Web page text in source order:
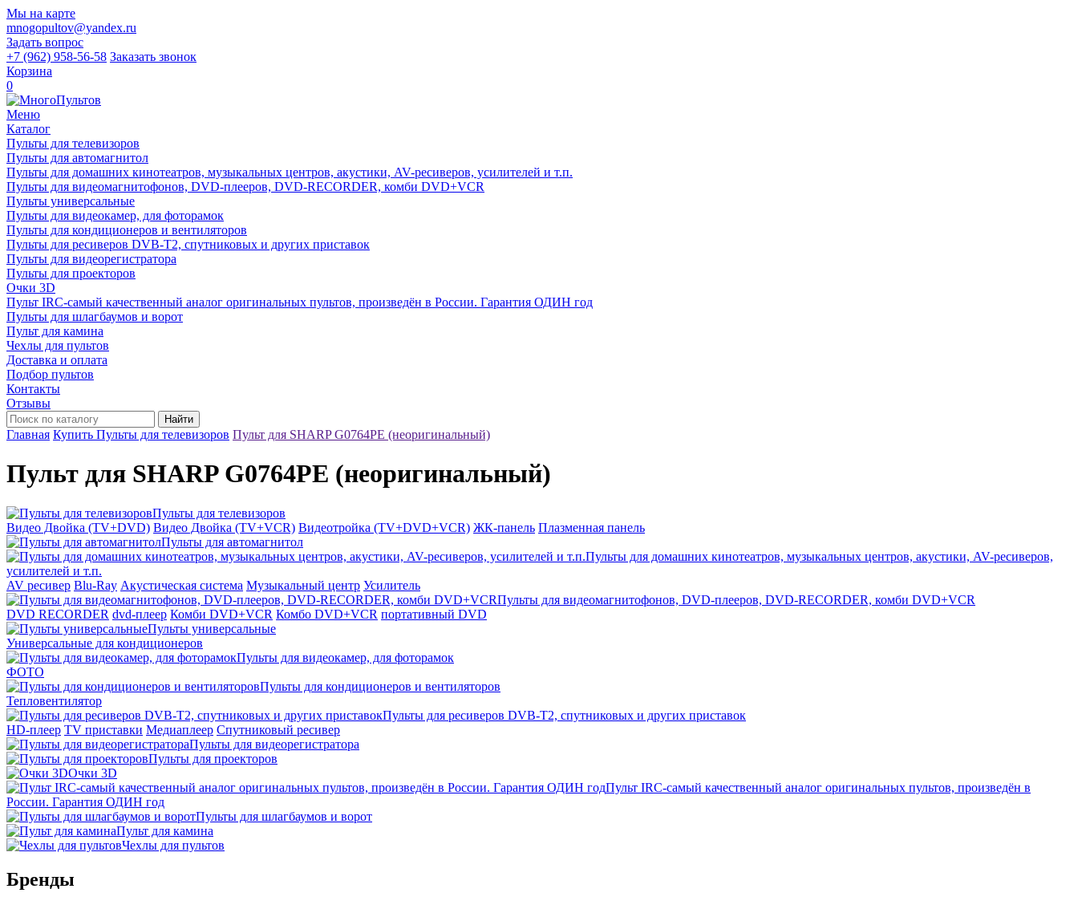
Мы на карте
mnogopultov@yandex.ru
Задать вопрос
+7 (962) 958-56-58 Заказать звонок
Корзина
0
Меню
Каталог
Пульты для телевизоров
Пульты для автомагнитол
Пульты для домашних кинотеатров, музыкальных центров, акустики, AV-ресиверов, усилителей и т.п.
Пульты для видеомагнитофонов, DVD-плееров, DVD-RECORDER, комби DVD+VCR
Пульты универсальные
Пульты для видеокамер, для фоторамок
Пульты для кондиционеров и вентиляторов
Пульты для ресиверов DVB-T2, спутниковых и других приставок
Пульты для видеорегистратора
Пульты для проекторов
Очки 3D
Пульт IRC-самый качественный аналог оригинальных пультов, произведён в России. Гарантия ОДИН год
Пульты для шлагбаумов и ворот
Пульт для камина
Чехлы для пультов
Доставка и оплата
Подбор пультов
Контакты
Отзывы
Найти
Главная Купить Пульты для телевизоров Пульт для SHARP G0764PE (неоригинальный)
Пульт для SHARP G0764PE (неоригинальный)
Пульты для телевизоров
Видео Двойка (TV+DVD) Видео Двойка (TV+VCR) Видеотройка (TV+DVD+VCR) ЖК-панель Плазменная панель
Пульты для автомагнитол
Пульты для домашних кинотеатров, музыкальных центров, акустики, AV-ресиверов,
усилителей и т.п.
AV ресивер Blu-Ray Акустическая система Музыкальный центр Усилитель
Пульты для видеомагнитофонов, DVD-плееров, DVD-RECORDER, комби DVD+VCR
DVD RECORDER dvd-плеер Комби DVD+VCR Комбо DVD+VCR портативный DVD
Пульты универсальные
Универсальные для кондиционеров
Пульты для видеокамер, для фоторамок
ФОТО
Пульты для кондиционеров и вентиляторов
Тепловентилятор
Пульты для ресиверов DVB-T2, спутниковых и других приставок
HD-плеер TV приставки Медиаплеер Спутниковый ресивер
Пульты для видеорегистратора
Пульты для проекторов
Очки 3D
Пульт IRC-самый качественный аналог оригинальных пультов, произведён в
России. Гарантия ОДИН год
Пульты для шлагбаумов и ворот
Пульт для камина
Чехлы для пультов
Бренды